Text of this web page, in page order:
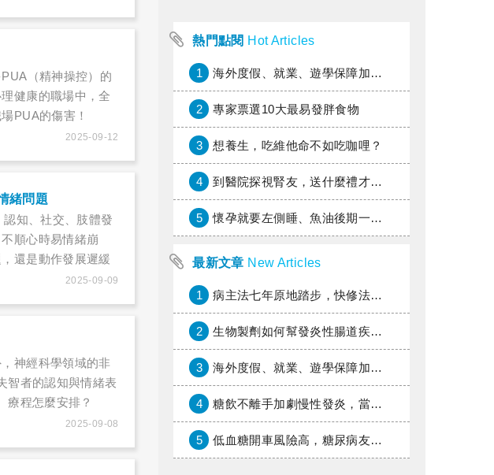
（精神操控）的
健康的職場中，全
PUA的傷害！
2025-09-12
緒問題
知、社交、肢體發
順心時易情緒崩
還是動作發展遲緩
2025-09-09
神經科學領域的非
智者的認知與情緒表
療程怎麼安排？
2025-09-08
熱門點閱 Hot Articles
1 海外度假、就業、遊學保障加倍，富邦產險「一期逐夢」專案加碼遠距醫療與緊急救援
2 專家票選10大最易發胖食物
3 想養生，吃維他命不如吃咖哩？
4 到醫院探視腎友，送什麼禮才好？
5 懷孕就要左側睡、魚油後期一定要停、分泌物多小心高位破水！這些懷孕禁忌，你也信嗎？
最新文章 New Articles
1 病主法七年原地踏步，快修法讓病人自主決定善終
2 生物製劑如何幫發炎性腸道疾病患者抗潰瘍？治療進展與健保給付困境一次看
3 海外度假、就業、遊學保障加倍，富邦產險「一期逐夢」專案加碼遠距醫療與緊急救援
4 糖飲不離手加劇慢性發炎，當心老化與慢性病提早報到
5 低血糖開車風險高，糖尿病友上路必學的安全守則